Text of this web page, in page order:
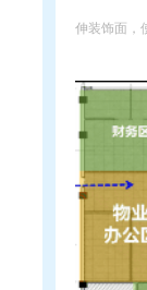
伸装饰面，